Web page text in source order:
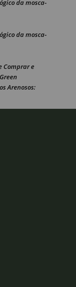
da mosca-
da mosca-
Comprar e
Arenosos: